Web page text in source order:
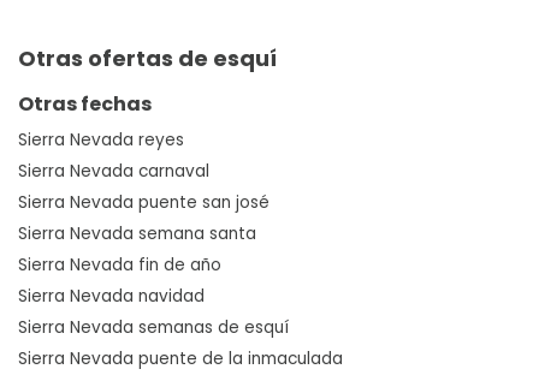
Otras ofertas de esquí
Otras fechas
Sierra Nevada reyes
Sierra Nevada carnaval
Sierra Nevada puente san josé
Sierra Nevada semana santa
Sierra Nevada fin de año
Sierra Nevada navidad
Sierra Nevada semanas de esquí
Sierra Nevada puente de la inmaculada